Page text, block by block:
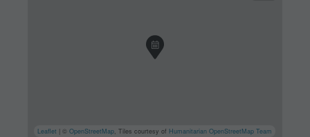
Leaflet | ©OpenStreetMap , Tiles courtesy of Humanitarian OpenStreetMap Team